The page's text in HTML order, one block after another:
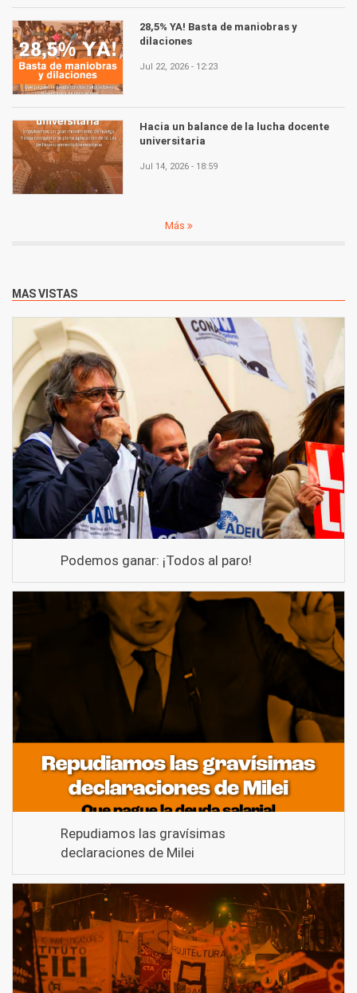
28,5% YA! Basta de maniobras y
dilaciones
Jul 22, 2026 - 12:23
Hacia un balance de la lucha docente
universitaria
Jul 14, 2026 - 18:59
Más
MAS VISTAS
Podemos ganar: ¡Todos al paro!
Repudiamos las gravísimas
declaraciones de Milei